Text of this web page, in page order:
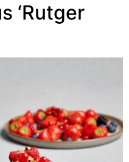
‘Rutger